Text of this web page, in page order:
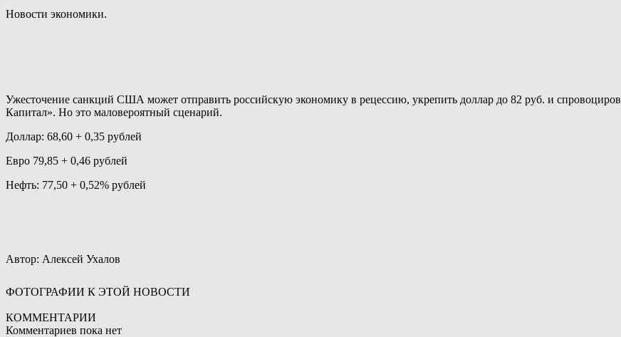
Новости экономики.
Ужесточение санкций США может отправить российскую экономику в рецессию, укрепить доллар до 82 руб. и
Капитал». Но это маловероятный сценарий.
Доллар: 68,60 + 0,35 рублей
Евро 79,85 + 0,46 рублей
Нефть: 77,50 + 0,52% рублей
Автор: Алексей Ухалов
ФОТОГРАФИИ К ЭТОЙ НОВОСТИ
КОММЕНТАРИИ
Комментариев пока нет